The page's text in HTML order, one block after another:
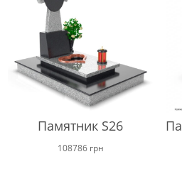
Памятник S26
108786 грн